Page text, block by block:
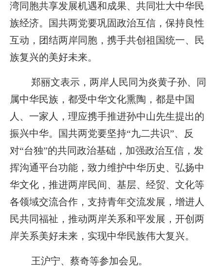
湾同胞共享发展机遇和成果、共同壮大中华民
族经济。国共两党要巩固政治互信，保持良性
互动，团结两岸同胞，携手共创祖国统一、民
族复兴的美好未来。
郑丽文表示，两岸人民同为炎黄子孙、同
属中华民族，都受中华文化熏陶，都是中国
人、一家人，理应携手推进孙中山先生提出的
振兴中华。国共两党要坚持“九二共识”、反
对“台独”的共同政治基础，加强政治互信，发
挥沟通平台功能，致力维护中华历史、弘扬中
华文化，推进两岸民间、基层、经贸、文化等
各领域交流合作，支持青年交流发展，增进人
民共同福祉，推动两岸关系和平发展，开创两
岸关系美好未来，实现中华民族伟大复兴。
王沪宁、蔡奇等参加会见。